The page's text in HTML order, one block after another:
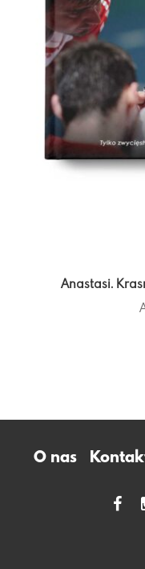
Anastasi.
O nas